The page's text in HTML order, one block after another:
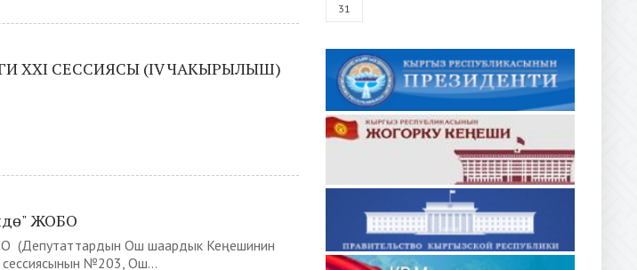
XXI СЕССИЯСЫ (IV ЧАКЫРЫЛЫШ)
ЖОБО
(Депутаттардын Ош шаардык Кеңешинин
№203, Ош...
31